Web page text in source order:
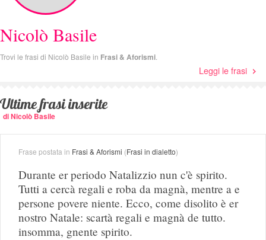
Nicolò Basile
Trovi le frasi di Nicolò Basile in Frasi & Aforismi
Leggi le frasi
Ultime frasi inserite
di Nicolò Basile
Frase postata in Frasi & Aforismi (Frasi in dialetto)
Durante er periodo Natalizzio nun c'è spirito.
Tutti a cercà regali e roba da magnà, mentre a e
persone povere niente. Ecco, come disolito è er
nostro Natale: scartà regali e magnà de tutto.
insomma, gnente spirito.